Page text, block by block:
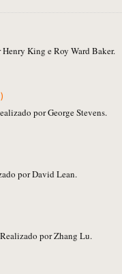
King e Roy Ward Baker.
por George Stevens.
por David Lean.
por Zhang Lu.